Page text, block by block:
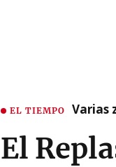
EL TIEMPO Varias
El